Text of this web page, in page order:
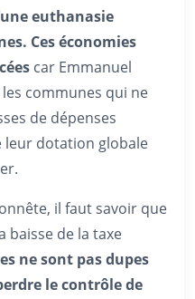
euthanasie
Ces économies
car Emmanuel
communes qui ne
de dépenses
dotation globale
il faut savoir que
baisse de la taxe
ne sont pas dupes
le contrôle de